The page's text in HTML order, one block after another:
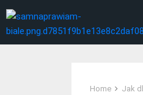
Home Jak